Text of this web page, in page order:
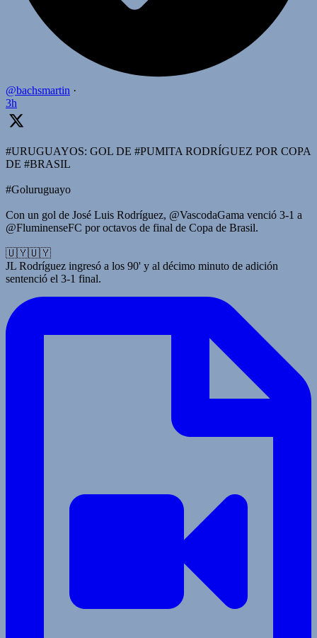
@bachsmartin ·
3h
#URUGUAYOS: GOL DE #PUMITA RODRÍGUEZ POR COPA
DE #BRASIL
#Goluruguayo
Con un gol de José Luis Rodríguez, @VascodaGama venció 3-1 a
@FluminenseFC por octavos de final de Copa de Brasil.
🇺🇾🇺🇾
JL Rodríguez ingresó a los 90' y al décimo minuto de adición
sentenció el 3-1 final.